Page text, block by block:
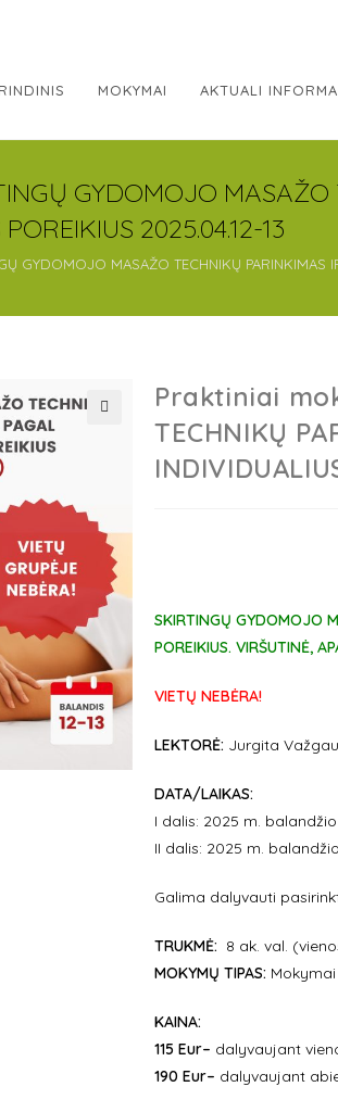
MOKYMAI AKTUALI
GYDOMOJO MASAŽO
2025.04.12-13
MASAŽO TECHNIKŲ PARINKIMAS
Praktiniai
TECHNIKŲ
SKIRTINGŲ GYDOMOJO
POREIKIUS. VIRŠUTINĖ,
VIETŲ NEBĖRA!
LEKTORĖ: Jurgita
DATA/LAIKAS:
I dalis: 2025 m.
II dalis: 2025 m.
Galima dalyvauti
TRUKMĖ: 8 ak. val.
MOKYMŲ TIPAS:
KAINA:
115 Eur– dalyvaujant
190 Eur– dalyvaujant